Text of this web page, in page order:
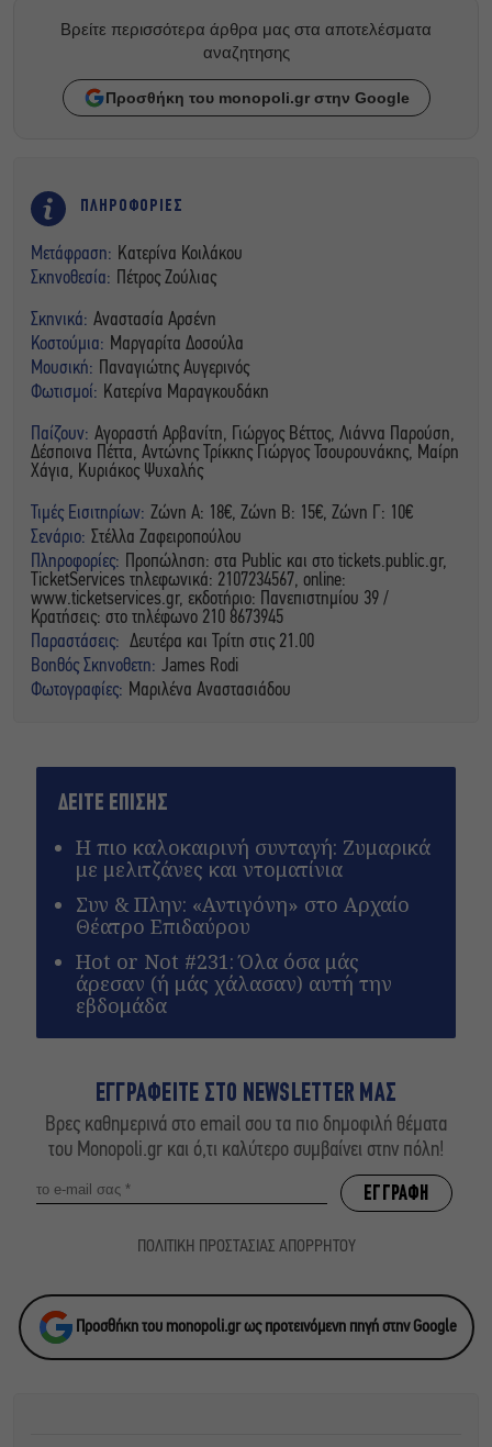
Βρείτε περισσότερα άρθρα μας στα αποτελέσματα
αναζητησης
Προσθήκη του monopoli.gr στην Google
ΠΛΗΡΟΦΟΡΙΕΣ
Μετάφραση: Kατερίνα Κοιλάκου
Σκηνοθεσία:
Πέτρος Ζούλιας
Σκηνικά: Αναστασία Αρσένη
Κοστούμια: Μαργαρίτα Δοσούλα
Μουσική:
Παναγιώτης Αυγερινός
Φωτισμοί: Κατερίνα Μαραγκουδάκη
Παίζουν: Αγοραστή Αρβανίτη, Γιώργος Βέττος, Λιάννα Παρούση,
Δέσποινα Πέττα, Αντώνης Τρίκκης Γιώργος Τσουρουνάκης, Μαίρη
Χάγια, Κυριάκος Ψυχαλής
Τιμές Εισιτηρίων: Ζώνη Α: 18€, Ζώνη Β: 15€, Ζώνη Γ: 10€
Σενάριο: Στέλλα Ζαφειροπούλου
Πληροφορίες:
Προπώληση: στα Public και στο tickets.public.gr,
TicketServices τηλεφωνικά: 2107234567, online:
www.ticketservices.gr, εκδοτήριο: Πανεπιστημίου 39 /
Κρατήσεις: στο τηλέφωνο 210 8673945
Παραστάσεις: Δευτέρα και Τρίτη στις 21.00
Βοηθός Σκηνοθετη: James Rodi
Φωτογραφίες: Μαριλένα Αναστασιάδου
ΔΕΙΤΕ ΕΠΙΣΗΣ
Η πιο καλοκαιρινή συνταγή: Ζυμαρικά
με μελιτζάνες και ντοματίνια
Συν & Πλην: «Αντιγόνη» στο Αρχαίο
Θέατρο Επιδαύρου
Hot or Not #231: Όλα όσα μάς
άρεσαν (ή μάς χάλασαν) αυτή την
εβδομάδα
ΕΓΓΡΑΦΕΙΤΕ ΣΤΟ NEWSLETTER ΜΑΣ
Βρες καθημερινά στο email σου τα πιο δημοφιλή θέματα
του Monopoli.gr και ό,τι καλύτερο συμβαίνει στην πόλη!
ΠΟΛΙΤΙΚΗ ΠΡΟΣΤΑΣΙΑΣ ΑΠΟΡΡΗΤΟΥ
Προσθήκη του monopoli.gr ως προτεινόμενη πηγή στην Google